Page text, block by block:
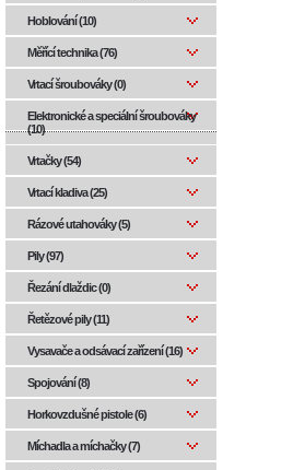
Hoblování (10)
Měřící technika (76)
Vrtací šroubováky (0)
Elektronické a speciální šroubováky
(10)
Vrtačky (54)
Vrtací kladiva (25)
Rázové utahováky (5)
Pily (97)
Řezání dlaždic (0)
Řetězové pily (11)
Vysavače a odsávací zařízení (16)
Spojování (8)
Horkovzdušné pistole (6)
Míchadla a míchačky (7)